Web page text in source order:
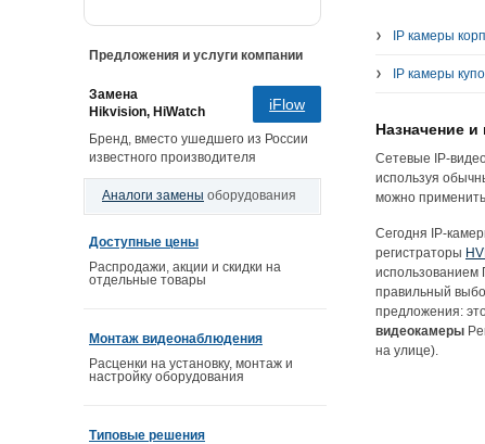
IP камеры
IP камеры
Назначение
Сетевые IP-
используя
можно
Сегодня IP-
регистраторы
использованием
правильный
предложения:
видеокамеры
на улице).
Предложения и услуги компании
Замена
Hikvision, HiWatch
iFlow
Бренд, вместо ушедшего из России
известного производителя
Аналоги замены оборудования
Доступные цены
Распродажи, акции и скидки на
отдельные товары
Монтаж видеонаблюдения
Расценки на установку, монтаж и
настройку оборудования
Типовые решения